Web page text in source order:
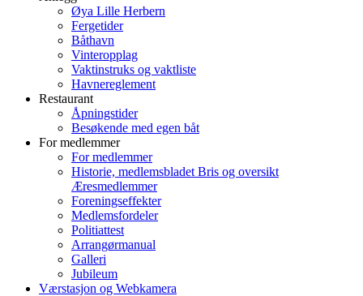
Øya Lille Herbern
Fergetider
Båthavn
Vinteropplag
Vaktinstruks og vaktliste
Havnereglement
Restaurant
Åpningstider
Besøkende med egen båt
For medlemmer
For medlemmer
Historie, medlemsbladet Bris og oversikt
Æresmedlemmer
Foreningseffekter
Medlemsfordeler
Politiattest
Arrangørmanual
Galleri
Jubileum
Værstasjon og Webkamera